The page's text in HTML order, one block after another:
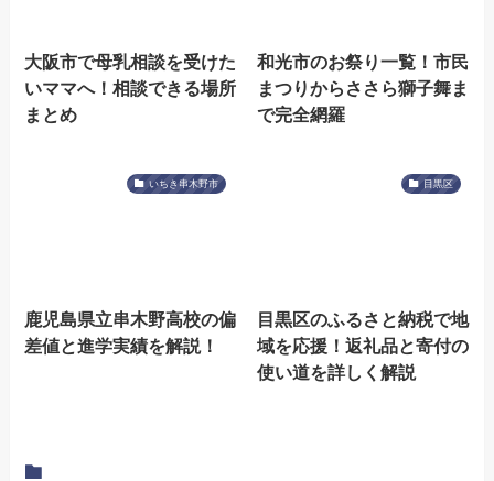
大阪市で母乳相談を受けた
いママへ！相談できる場所
まとめ
和光市のお祭り一覧！市民
まつりからささら獅子舞ま
で完全網羅
いちき串木野市
鹿児島県立串木野高校の偏
差値と進学実績を解説！
目黒区
目黒区のふるさと納税で地
域を応援！返礼品と寄付の
使い道を詳しく解説